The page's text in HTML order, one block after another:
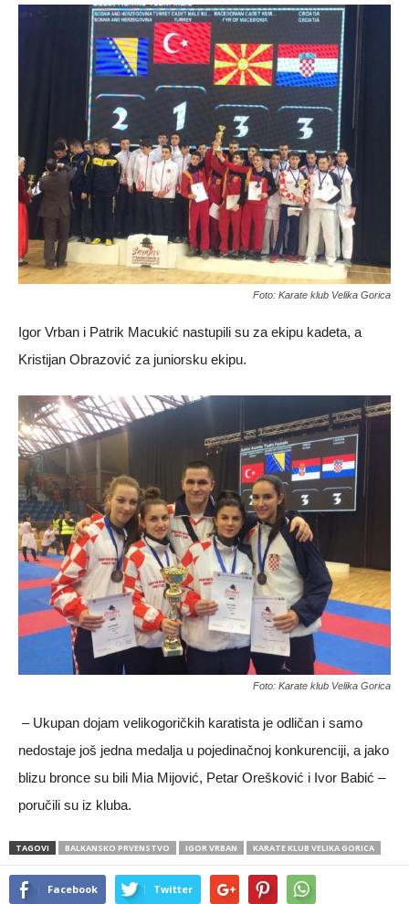
Foto: Karate klub Velika Gorica
Igor Vrban i Patrik Macukić nastupili su za ekipu kadeta, a
Kristijan Obrazović za juniorsku ekipu.
Foto: Karate klub Velika Gorica
– Ukupan dojam velikogoričkih karatista je odličan i samo
nedostaje još jedna medalja u pojedinačnoj konkurenciji, a jako
blizu bronce su bili Mia Mijović, Petar Orešković i Ivor Babić –
poručili su iz kluba.
TAGOVI BALKANSKO PRVENSTVO IGOR VRBAN KARATE KLUB VELIKA GORICA
Facebook Twitter